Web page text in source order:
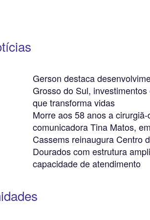
Gerson destaca
Grosso do Sul,
que transforma vidas
Morre aos 58 anos a
comunicadora Tina Matos,
Cassems reinaugura Centro
Dourados com estrutura
capacidade de atendimento